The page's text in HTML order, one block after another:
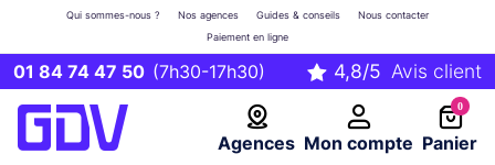
01 84 74 47 50 (7h30-17h30)
Agences Mon compte
Qui sommes-nous ? Nos agences Guides & conseils
Nous contacter
Paiement en ligne
0
Panier